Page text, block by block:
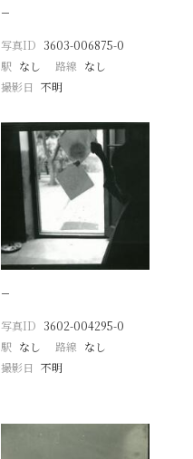
−
写真ID 3603-006875-0
駅 なし 路線 なし
撮影日 不明
−
写真ID 3602-004295-0
駅 なし 路線 なし
撮影日 不明